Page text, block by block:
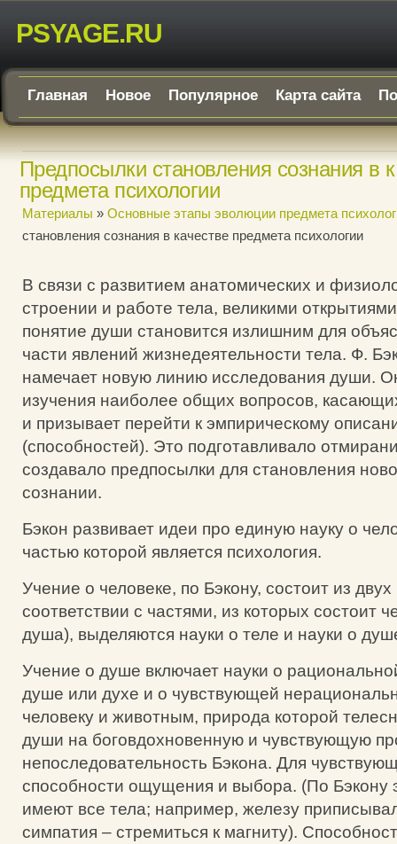
PSYAGE.RU
Главная Новое Популярное Карта сайта
Предпосылки становления сознания в
предмета психологии
Материалы » Основные этапы эволюции предмета
становления сознания в качестве предмета психологии
В связи с развитием анатомических и
строении и работе тела, великими
понятие души становится излишним для
части явлений жизнедеятельности тела. Ф.
намечает новую линию исследования души.
изучения наиболее общих вопросов,
и призывает перейти к эмпирическому
(способностей). Это подготавливало
создавало предпосылки для становления
сознании.
Бэкон развивает идеи про единую науку о
частью которой является психология.
Учение о человеке, по Бэкону, состоит из
соответствии с частями, из которых состоит
душа), выделяются науки о теле и науки о
Учение о душе включает науки о
душе или духе и о чувствующей
человеку и животным, природа которой
души на боговдохновенную и чувствующую
непоследовательность Бэкона. Для
способности ощущения и выбора. (По Бэкону
имеют все тела; например, железу
симпатия – стремиться к магниту).